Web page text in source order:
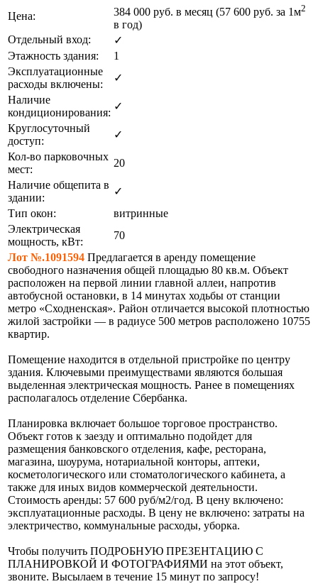
Цена:
384 000 руб. в месяц (57 600 руб. за 1м2
в год)
Отдельный вход:
✓
Этажность здания:
1
Эксплуатационные
расходы включены:
✓
Наличие
кондиционирования:
✓
Круглосуточный
доступ:
✓
Кол-во парковочных
мест:
20
Наличие общепита в
здании:
✓
Тип окон:
витринные
Электрическая
мощность, кВт:
70
Лот №.1091594 Предлагается в аренду помещение
свободного назначения общей площадью 80 кв.м. Объект
расположен на первой линии главной аллеи, напротив
автобусной остановки, в 14 минутах ходьбы от станции
метро «Сходненская». Район отличается высокой плотностью
жилой застройки — в радиусе 500 метров расположено 10755
квартир.
Помещение находится в отдельной пристройке по центру
здания. Ключевыми преимуществами являются большая
выделенная электрическая мощность. Ранее в помещениях
располагалось отделение Сбербанка.
Планировка включает большое торговое пространство.
Объект готов к заезду и оптимально подойдет для
размещения банковского отделения, кафе, ресторана,
магазина, шоурума, нотариальной конторы, аптеки,
косметологического или стоматологического кабинета, а
также для иных видов коммерческой деятельности.
Стоимость аренды: 57 600 руб/м2/год. В цену включено:
эксплуатационные расходы. В цену не включено: затраты на
электричество, коммунальные расходы, уборка.
Чтобы получить ПОДРОБНУЮ ПРЕЗЕНТАЦИЮ С
ПЛАНИРОВКОЙ И ФОТОГРАФИЯМИ на этот объект,
звоните. Высылаем в течение 15 минут по запросу!